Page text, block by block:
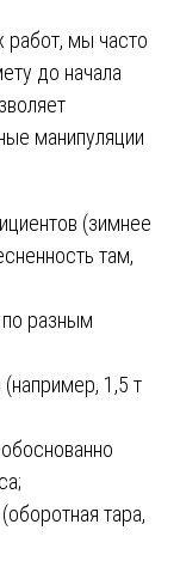
мы часто
до начала
манипуляции
(зимнее
там,
разным
1,5 т
тара,